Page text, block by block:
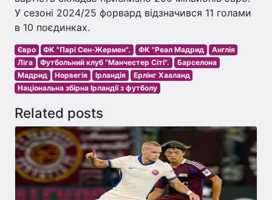
У сезоні 2024/25 форвард відзначився 11 голами
в 10 поєдинках.
Євро ФК "Парі Сен-Жермен". ФК "Реал Мадрид
Англія
Ліга
Футбольний клуб "Манчестер Сіті".
Барселона
Мадрид
Норвегія Ірландія
Ерлінг Хааланд
Національна збірна Ірландії з футболу
Related posts